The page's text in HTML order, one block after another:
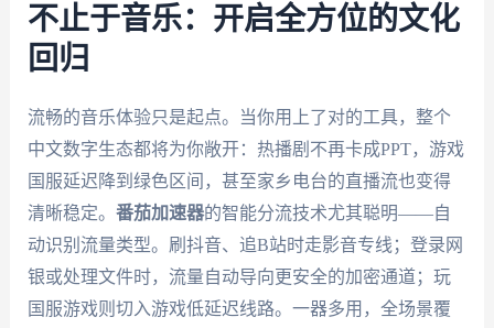
不止于音乐：开启全方位的文化
回归
流畅的音乐体验只是起点。当你用上了对的工具，整个
中文数字生态都将为你敞开：热播剧不再卡成PPT，游戏
国服延迟降到绿色区间，甚至家乡电台的直播流也变得
清晰稳定。 番茄加速器的智能分流技术尤其聪明——自
动识别流量类型。刷抖音、追B站时走影音专线；登录网
银或处理文件时，流量自动导向更安全的加密通道；玩
国服游戏则切入游戏低延迟线路。一器多用，全场景覆